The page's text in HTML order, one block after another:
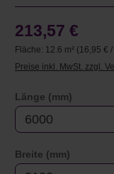
213,57 €
Fläche: 12.6 m² (16,95 € /
Preise inkl. MwSt. zzgl.
Länge (mm)
Breite (mm)